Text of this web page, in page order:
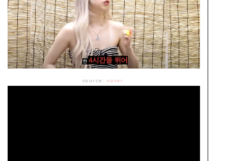
source: naver